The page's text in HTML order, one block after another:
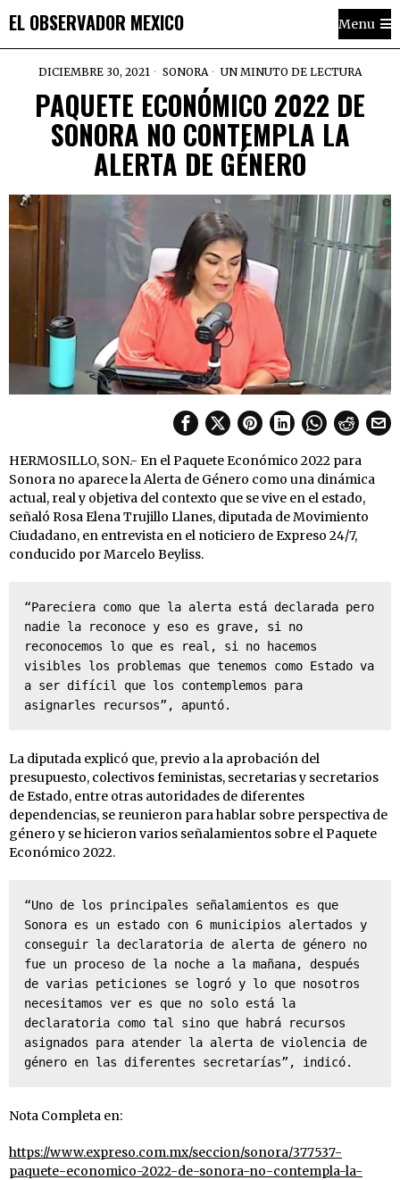
EL OBSERVADOR MEXICO Menu
DICIEMBRE 30, 2021 SONORA UN MINUTO DE LECTURA
PAQUETE ECONÓMICO 2022 DE
SONORA NO CONTEMPLA LA
ALERTA DE GÉNERO
HERMOSILLO, SON.- En el Paquete Económico 2022 para
Sonora no aparece la Alerta de Género como una dinámica
actual, real y objetiva del contexto que se vive en el estado,
señaló Rosa Elena Trujillo Llanes, diputada de Movimiento
Ciudadano, en entrevista en el noticiero de Expreso 24/7,
conducido por Marcelo Beyliss.
“Pareciera como que la alerta está declarada pero
nadie la reconoce y eso es grave, si no
reconocemos lo que es real, si no hacemos
visibles los problemas que tenemos como Estado va
a ser difícil que los contemplemos para
asignarles recursos”, apuntó.
La diputada explicó que, previo a la aprobación del
presupuesto, colectivos feministas, secretarias y secretarios
de Estado, entre otras autoridades de diferentes
dependencias, se reunieron para hablar sobre perspectiva de
género y se hicieron varios señalamientos sobre el Paquete
Económico 2022.
“Uno de los principales señalamientos es que
Sonora es un estado con 6 municipios alertados y
conseguir la declaratoria de alerta de género no
fue un proceso de la noche a la mañana, después
de varias peticiones se logró y lo que nosotros
necesitamos ver es que no solo está la
declaratoria como tal sino que habrá recursos
asignados para atender la alerta de violencia de
género en las diferentes secretarías”, indicó.
Nota Completa en:
https://www.expreso.com.mx/seccion/sonora/377537-
paquete-economico-2022-de-sonora-no-contempla-la-